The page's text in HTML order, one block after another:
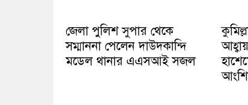
জেলা পুলিশ সুপার থেকে
সম্মাননা পেলেন দাউদকান্দি
মডেল থানার এএসআই সজল